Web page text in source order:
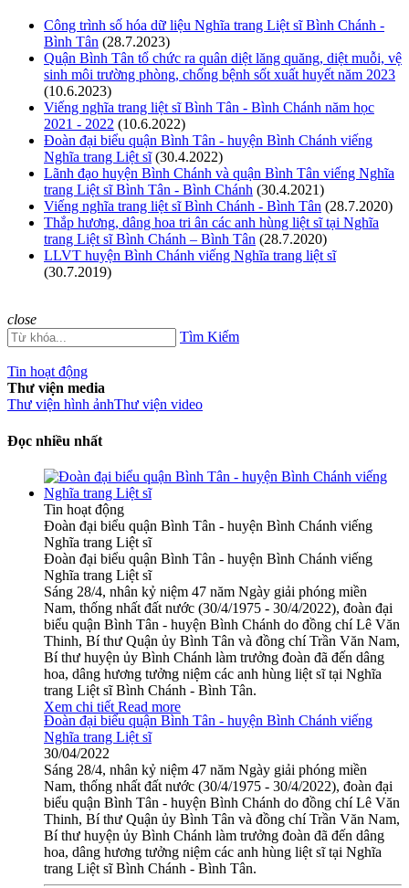
Công trình số hóa dữ liệu Nghĩa trang Liệt sĩ Bình Chánh -
Bình Tân (28.7.2023)
Quận Bình Tân tổ chức ra quân diệt lăng quăng, diệt muỗi, vệ
sinh môi trường phòng, chống bệnh sốt xuất huyết năm 2023
(10.6.2023)
Viếng nghĩa trang liệt sĩ Bình Tân - Bình Chánh năm học
2021 - 2022 (10.6.2022)
Đoàn đại biểu quận Bình Tân - huyện Bình Chánh viếng
Nghĩa trang Liệt sĩ (30.4.2022)
Lãnh đạo huyện Bình Chánh và quận Bình Tân viếng Nghĩa
trang Liệt sĩ Bình Tân - Bình Chánh (30.4.2021)
Viếng nghĩa trang liệt sĩ Bình Chánh - Bình Tân (28.7.2020)
Thắp hương, dâng hoa tri ân các anh hùng liệt sĩ tại Nghĩa
trang Liệt sĩ Bình Chánh – Bình Tân (28.7.2020)
LLVT huyện Bình Chánh viếng Nghĩa trang liệt sĩ
(30.7.2019)
close
Tìm Kiếm
Tin hoạt động
Thư viện media
Thư viện hình ảnhThư viện video
Đọc nhiều nhất
Tin hoạt động
Đoàn đại biểu quận Bình Tân - huyện Bình Chánh viếng
Nghĩa trang Liệt sĩ
Đoàn đại biểu quận Bình Tân - huyện Bình Chánh viếng
Nghĩa trang Liệt sĩ
Sáng 28/4, nhân kỷ niệm 47 năm Ngày giải phóng miền
Nam, thống nhất đất nước (30/4/1975 - 30/4/2022), đoàn đại
biểu quận Bình Tân - huyện Bình Chánh do đồng chí Lê Văn
Thinh, Bí thư Quận ủy Bình Tân và đồng chí Trần Văn Nam,
Bí thư huyện ủy Bình Chánh làm trưởng đoàn đã đến dâng
hoa, dâng hương tưởng niệm các anh hùng liệt sĩ tại Nghĩa
trang Liệt sĩ Bình Chánh - Bình Tân.
Xem chi tiết Read more
Đoàn đại biểu quận Bình Tân - huyện Bình Chánh viếng
Nghĩa trang Liệt sĩ
30/04/2022
Sáng 28/4, nhân kỷ niệm 47 năm Ngày giải phóng miền
Nam, thống nhất đất nước (30/4/1975 - 30/4/2022), đoàn đại
biểu quận Bình Tân - huyện Bình Chánh do đồng chí Lê Văn
Thinh, Bí thư Quận ủy Bình Tân và đồng chí Trần Văn Nam,
Bí thư huyện ủy Bình Chánh làm trưởng đoàn đã đến dâng
hoa, dâng hương tưởng niệm các anh hùng liệt sĩ tại Nghĩa
trang Liệt sĩ Bình Chánh - Bình Tân.